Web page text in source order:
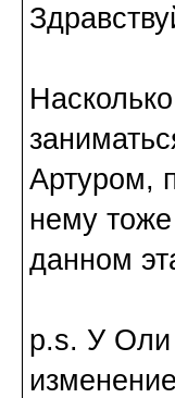
Артуром,
нему
данном
p.s. У Оли